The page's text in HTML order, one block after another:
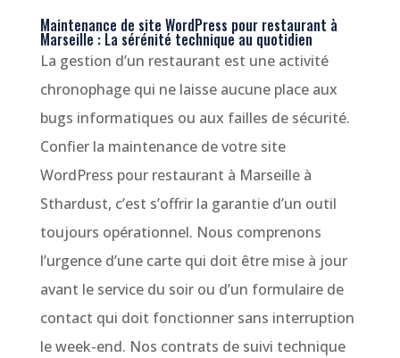
Maintenance de site WordPress pour restaurant à
Marseille : La sérénité technique au quotidien
La gestion d’un restaurant est une activité
chronophage qui ne laisse aucune place aux
bugs informatiques ou aux failles de sécurité.
Confier la maintenance de votre site
WordPress pour restaurant à Marseille à
Sthardust, c’est s’offrir la garantie d’un outil
toujours opérationnel. Nous comprenons
l’urgence d’une carte qui doit être mise à jour
avant le service du soir ou d’un formulaire de
contact qui doit fonctionner sans interruption
le week-end. Nos contrats de suivi technique